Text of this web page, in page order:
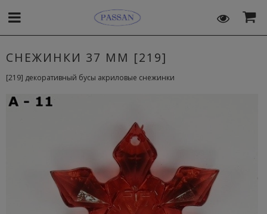
СНЕЖИНКИ 37 MM [219]
[219] декоративный бусы акриловые снежинки